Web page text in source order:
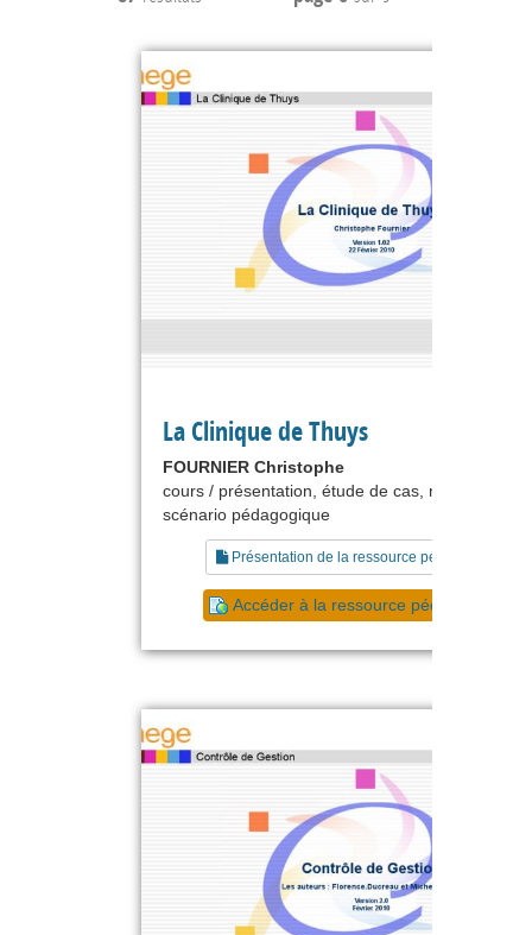
La Clinique de Thuys
FOURNIER Christophe
cours / présentation, étude de cas,
scénario pédagogique
Présentation de la ressource pédagogique
Accéder à la ressource pédagogique